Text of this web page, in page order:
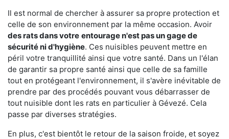
Il est normal de chercher à assurer sa propre protection et
celle de son environnement par la même occasion. Avoir
des rats dans votre entourage n'est pas un gage de
sécurité ni d'hygiène. Ces nuisibles peuvent mettre en
péril votre tranquillité ainsi que votre santé. Dans un l'élan
de garantir sa propre santé ainsi que celle de sa famille
tout en protégeant l'environnement, il s'avère inévitable de
prendre par des procédés pouvant vous débarrasser de
tout nuisible dont les rats en particulier à Gévezé. Cela
passe par diverses stratégies.
En plus, c'est bientôt le retour de la saison froide, et soyez